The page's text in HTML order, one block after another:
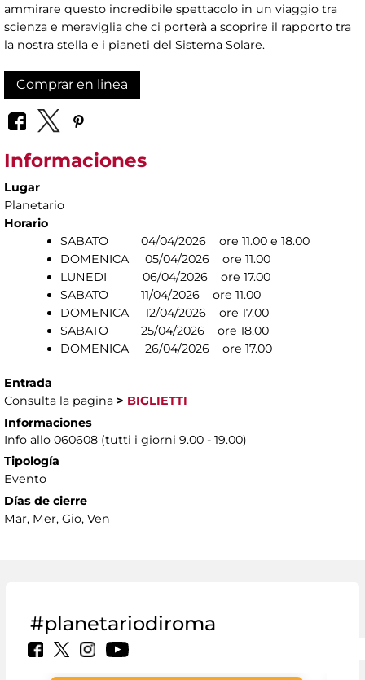
ammirare questo incredibile spettacolo in un viaggio tra
scienza e meraviglia che ci porterà a scoprire il rapporto tra
la nostra stella e i pianeti del Sistema Solare.
Comprar en linea
Informaciones
Lugar
Planetario
Horario
SABATO 04/04/2026 ore 11.00 e 18.00
DOMENICA 05/04/2026 ore 11.00
LUNEDI 06/04/2026 ore 17.00
SABATO 11/04/2026 ore 11.00
DOMENICA 12/04/2026 ore 17.00
SABATO 25/04/2026 ore 18.00
DOMENICA 26/04/2026 ore 17.00
Entrada
Consulta la pagina > BIGLIETTI
Informaciones
Info allo 060608 (tutti i giorni 9.00 - 19.00)
Tipología
Evento
Días de cierre
Mar, Mer, Gio, Ven
#planetariodiroma